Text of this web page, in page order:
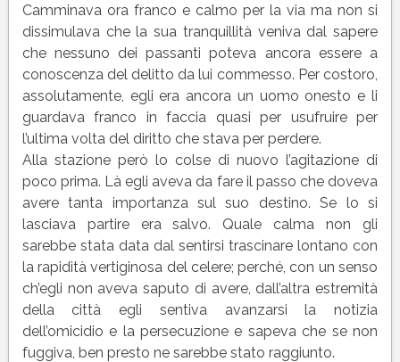
Camminava ora franco e calmo per la via ma non si
dissimulava che la sua tranquillità veniva dal sapere
che nessuno dei passanti poteva ancora essere a
conoscenza del delitto da lui commesso. Per costoro,
assolutamente, egli era ancora un uomo onesto e li
guardava franco in faccia quasi per usufruire per
l’ultima volta del diritto che stava per perdere.
Alla stazione però lo colse di nuovo l’agitazione di
poco prima. Là egli aveva da fare il passo che doveva
avere tanta importanza sul suo destino. Se lo si
lasciava partire era salvo. Quale calma non gli
sarebbe stata data dal sentirsi trascinare lontano con
la rapidità vertiginosa del celere; perché, con un senso
ch’egli non aveva saputo di avere, dall’altra estremità
della città egli sentiva avanzarsi la notizia
dell’omicidio e la persecuzione e sapeva che se non
fuggiva, ben presto ne sarebbe stato raggiunto.